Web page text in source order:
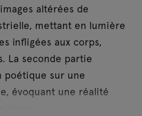
altérées de
mettant en lumière
infligées aux corps,
La seconde partie
poétique sur une
évoquant une réalité